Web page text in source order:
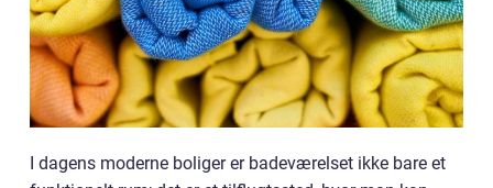
I dagens moderne boliger er badeværelset ikke bare et